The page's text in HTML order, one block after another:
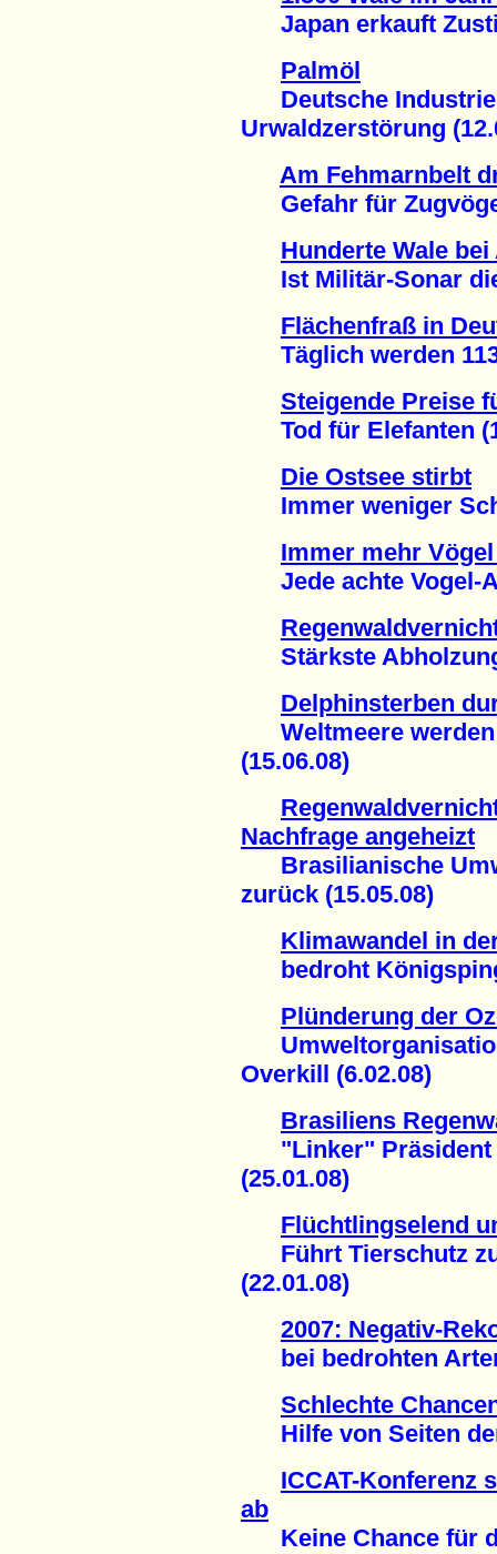
Japan erkauft
Palmöl
Deutsche Industrie
Urwaldzerstörung
Am Fehmarnbelt
Gefahr für
Hunderte Wale
Ist Militär-Sonar die
Flächenfraß in
Täglich werden 113
Steigende Preise
Tod für Elefanten
Die Ostsee stirbt
Immer weniger
Immer mehr
Jede achte Vogel-
Stärkste
Delphinsterben
Weltmeere werden
(15.06.08)
Nachfrage angeheizt
Brasilianische
zurück (15.05.08)
Klimawandel in
bedroht
Plünderung der
Overkill (6.02.08)
Brasiliens
"Linker" Präsident
(25.01.08)
Flüchtlingselend
Führt Tierschutz zu
(22.01.08)
2007: Negativ-
bei bedrohten
Schlechte
Hilfe von Seiten
ICCAT-Konferenz
ab
Keine Chance für